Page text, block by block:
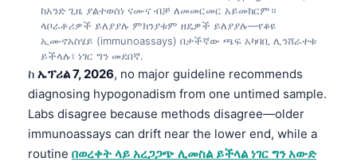
ከአንድ ጊዜ ያልተወሰነ ናሙና ብቻ ለመመርመር አይመክርም።
ላቦራቶሪዎች ይለያያሉ ምክንያቱም ዘዴዎች ይለያያሉ—የቆዩ
ኢሙኖአስሄይ (immunoassays) በታችኛው ጫፍ አካባቢ ሊንሸራተቱ
ይችላሉ፣ ነገር ግን መደበኛ.
ከ ኤፕሪል 7, 2026, no major guideline recommends
diagnosing hypogonadism from one untimed sample.
Labs disagree because methods disagree—older
immunoassays can drift near the lower end, while a
routine በወረቀት ላይ አረጋጋጭ ሊመስል ይችላል ነገር ግን አውድ